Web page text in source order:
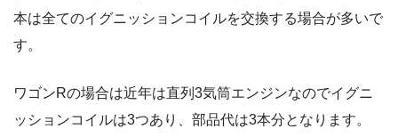
本は全てのイグニッションコイルを交換する場合が多いで
す。
ワゴンRの場合は近年は直列3気筒エンジンなのでイグニ
ッションコイルは3つあり、部品代は3本分となります。